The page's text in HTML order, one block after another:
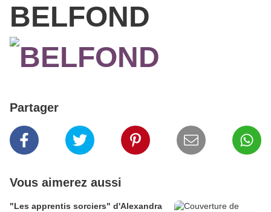
BELFOND
Partager
Vous aimerez aussi
"Les apprentis sorciers" d'Alexandra